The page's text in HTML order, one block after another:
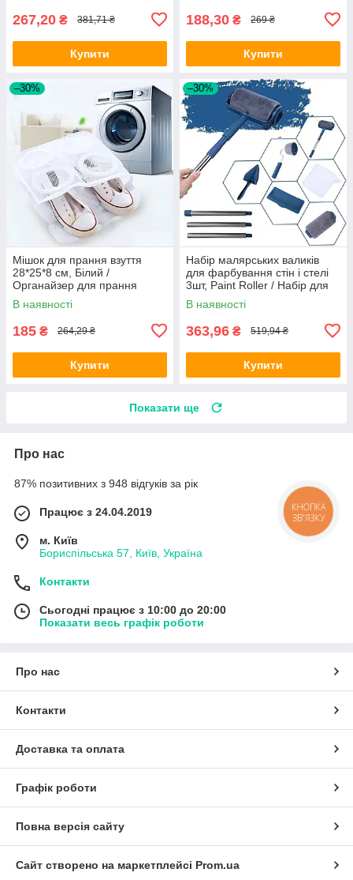
267,20 ₴ 381,71 ₴
Купити
188,30 ₴ 269 ₴
Купити
–30%
Мішок для прання взуття
28*25*8 см, Білий /
Органайзер для прання
взуття / Взуттєвий мішок у
пральну машину
В наявності
185 ₴ 264,29 ₴
Купити
–30%
Набір малярських валиків
для фарбування стін і стелі
3шт, Paint Roller / Набір для
фарбування / Валики для
фарбування
В наявності
363,96 ₴ 519,94 ₴
Купити
Показати ще
Про нас
87% позитивних з 948 відгуків за рік
Працює з 24.04.2019
м. Київ
Бориспільська 57, Київ, Україна
Контакти
Сьогодні працює з 10:00 до 20:00
Показати весь графік роботи
Про нас
Контакти
Доставка та оплата
Графік роботи
Повна версія сайту
Сайт створено на маркетплейсі Prom.ua
КНОПКА
ЗВ'ЯЗКУ